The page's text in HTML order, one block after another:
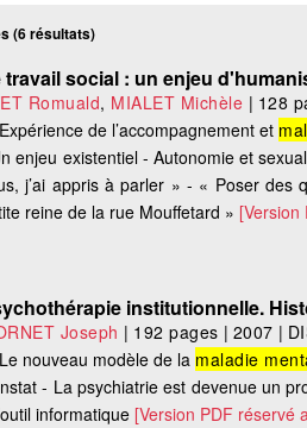
(6 résultats)
travail social : un enjeu
Romuald, MIALET Michèle | 128
de l’accompagnement et
enjeu existentiel - Autonomie et
j’ai appris à parler » - « Poser
reine de la rue Mouffetard » [Version
institutionnelle.
Joseph | 192 pages | 2007 |
nouveau modèle de la maladie
- La psychiatrie est devenue un
informatique [Version PDF réservé